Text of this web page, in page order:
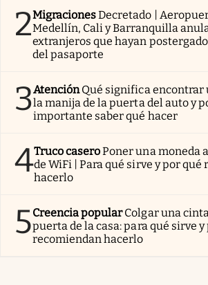
2MigracionesDecretado |
Medellín, Cali y Barranquilla
extranjeros que hayan
del pasaporte
3AtenciónQué significa encontrar
la manija de la puerta del auto y
importante saber qué hacer
4Truco caseroPoner una moneda
de WiFi | Para qué sirve y por
hacerlo
5Creencia popularColgar una
puerta de la casa: para qué sirve y
recomiendan hacerlo